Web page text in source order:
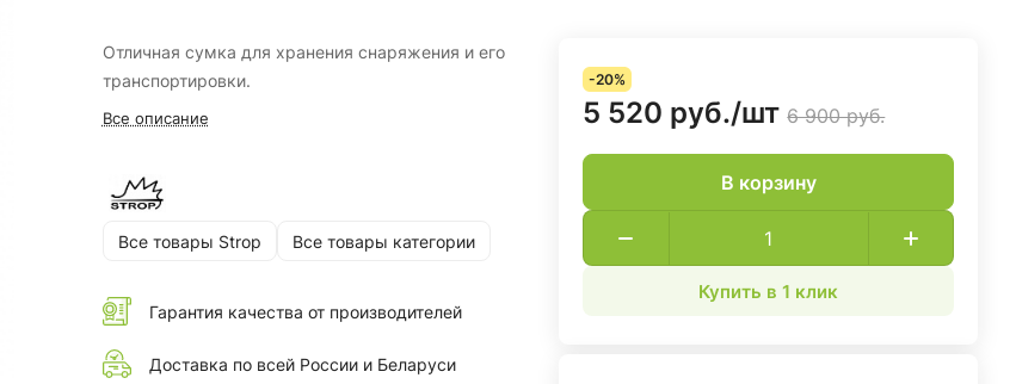
Отличная сумка для хранения снаряжения и его
транспортировки.
Все описание
Все товары Strop Все товары категории
Гарантия качества от производителей
Доставка по всей России и Беларуси
-20%
5 520 руб./шт 6 900 руб.
В корзину
Купить в 1 клик